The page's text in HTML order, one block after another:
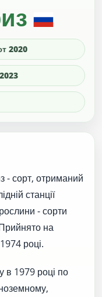
2020
- сорт, отриманий
станції
- сорти
на
році.
в 1979 році по